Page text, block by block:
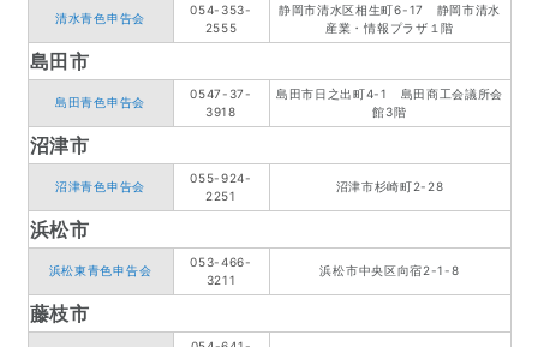
清水青色申告会
054-353-
2555
静岡市清水区相生町6-17 静岡市清水
産業・情報プラザ１階
島田市
島田青色申告会
0547-37-
3918
島田市日之出町4-1 島田商工会議所会
館3階
沼津市
沼津青色申告会
055-924-
2251
沼津市杉崎町2-28
浜松市
浜松東青色申告会
053-466-
3211
浜松市中央区向宿2-1-8
藤枝市